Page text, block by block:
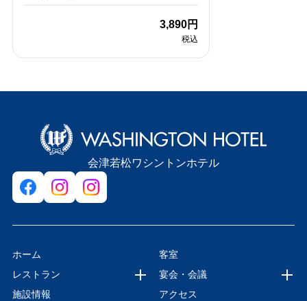
3,890円
税込
会津若松ワシントンホテル
ホーム
客室
レストラン
宴会・会議
施設情報
アクセス